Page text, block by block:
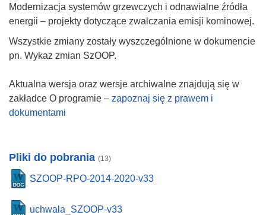
Modernizacja systemów grzewczych i odnawialne źródła
energii – projekty dotyczące zwalczania emisji kominowej.
Wszystkie zmiany zostały wyszczególnione w dokumencie
pn. Wykaz zmian SzOOP.
Aktualna wersja oraz wersje archiwalne znajdują się w
zakładce O programie – zapoznaj się z prawem i
dokumentami
Pliki do pobrania (13)
SZOOP-RPO-2014-2020-v33
uchwala_SZOOP-v33